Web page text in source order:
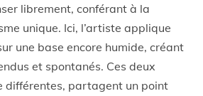
librement, conférant à la
unique. Ici, l’artiste applique
une base encore humide, créant
et spontanés. Ces deux
différentes, partagent un point